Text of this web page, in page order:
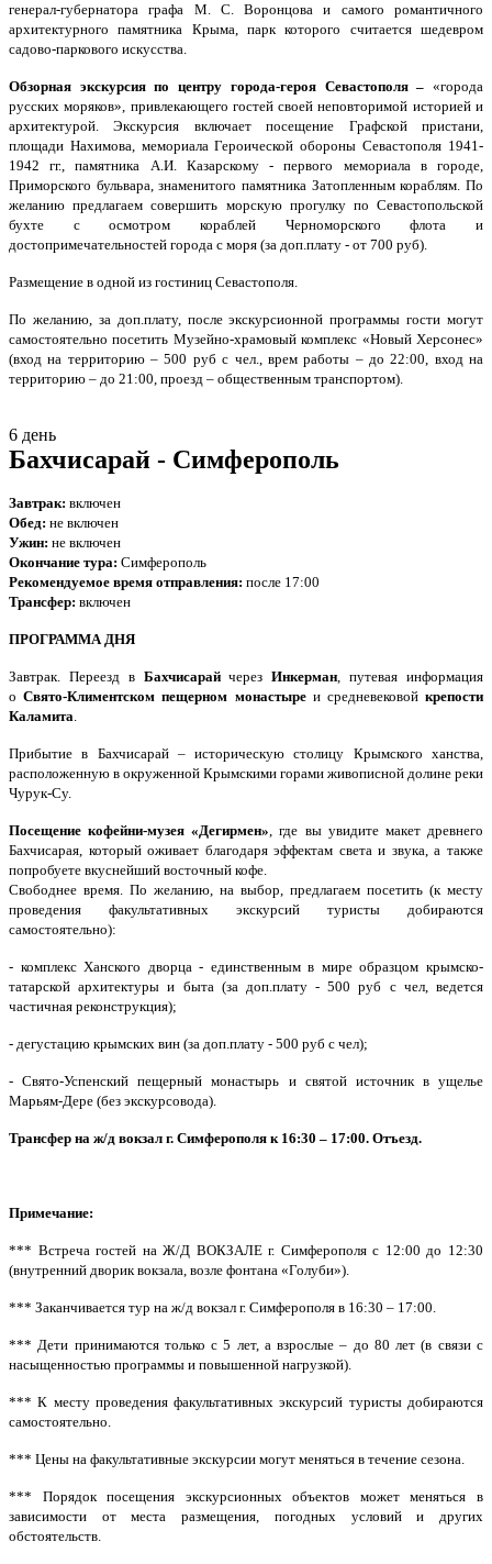
генерал-губернатора графа М. С. Воронцова и самого романтичного
архитектурного памятника Крыма, парк которого считается шедевром
садово-паркового искусства.
Обзорная экскурсия по центру города-героя Севастополя – «города
русских моряков», привлекающего гостей своей неповторимой историей и
архитектурой. Экскурсия включает посещение Графской пристани,
площади Нахимова, мемориала Героической обороны Севастополя 1941-
1942 гг., памятника А.И. Казарскому - первого мемориала в городе,
Приморского бульвара, знаменитого памятника Затопленным кораблям. По
желанию предлагаем совершить морскую прогулку по Севастопольской
бухте с осмотром кораблей Черноморского флота и
достопримечательностей города с моря (за доп.плату - от 700 руб).
Размещение в одной из гостиниц Севастополя.
По желанию, за доп.плату, после экскурсионной программы гости могут
самостоятельно посетить Музейно-храмовый комплекс «Новый Херсонес»
(вход на территорию – 500 руб с чел., врем работы – до 22:00, вход на
территорию – до 21:00, проезд – общественным транспортом).
6 день
Бахчисарай - Симферополь
Завтрак: включен
Обед: не включен
Ужин: не включен
Окончание тура: Симферополь
Рекомендуемое время отправления: после 17:00
Трансфер: включен
ПРОГРАММА ДНЯ
Завтрак. Переезд в БахчисарайчерезИнкерман, путевая информация
оСвято-Климентском пещерном монастыреи средневековойкрепости
Каламита.
Прибытие в Бахчисарай – историческую столицу Крымского ханства,
расположенную в окруженной Крымскими горами живописной долине реки
Чурук-Су.
Посещение кофейни-музея «Дегирмен», где вы увидите макет древнего
Бахчисарая, который оживает благодаря эффектам света и звука, а также
попробуете вкуснейший восточный кофе.
Свободнее время. По желанию, на выбор, предлагаем посетить (к месту
проведения факультативных экскурсий туристы добираются
самостоятельно):
- комплекс Ханского дворца - единственным в мире образцом крымско-
татарской архитектуры и быта (за доп.плату - 500 руб с чел, ведется
частичная реконструкция);
- дегустацию крымских вин (за доп.плату - 500 руб с чел);
- Свято-Успенский пещерный монастырь и святой источник в ущелье
Марьям-Дере (без экскурсовода).
Трансфер на ж/д вокзал г. Симферополя к 16:30 – 17:00. Отъезд.
Примечание:
*** Встреча гостей на Ж/Д ВОКЗАЛЕ г. Симферополя с 12:00 до 12:30
(внутренний дворик вокзала, возле фонтана «Голуби»).
*** Заканчивается тур на ж/д вокзал г. Симферополя в 16:30 – 17:00.
*** Дети принимаются только с 5 лет, а взрослые – до 80 лет (в связи с
насыщенностью программы и повышенной нагрузкой).
*** К месту проведения факультативных экскурсий туристы добираются
самостоятельно.
*** Цены на факультативные экскурсии могут меняться в течение сезона.
*** Порядок посещения экскурсионных объектов может меняться в
зависимости от места размещения, погодных условий и других
обстоятельств.